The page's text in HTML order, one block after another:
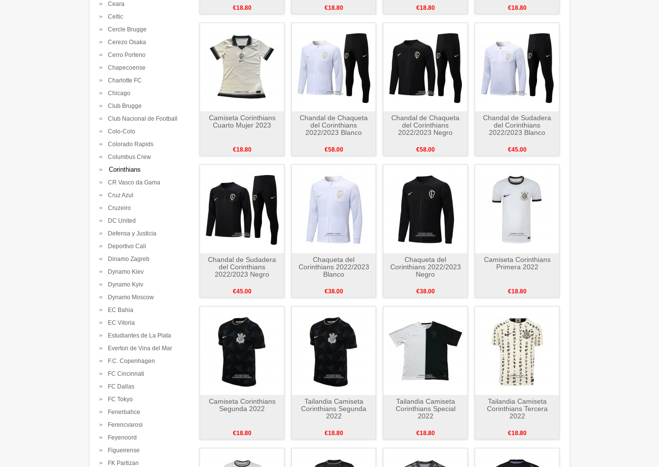
Ceara
Celtic
Cercle Brugge
Cerezo Osaka
Cerro Porteno
Chapecoense
Charlotte FC
Chicago
Club Brugge
Club Nacional de Football
Colo-Colo
Colorado Rapids
Columbus Crew
Corinthians
CR Vasco da Gama
Cruz Azul
Cruzeiro
DC United
Defensa y Justicia
Deportivo Cali
Dinamo Zagreb
Dynamo Kiev
Dynamo Kyiv
Dynamo Moscow
EC Bahia
EC Vitoria
Estudiantes de La Plata
Everton de Vina del Mar
F.C. Copenhagen
FC Cincinnati
FC Dallas
FC Tokyo
Fenerbahce
Ferencvarosi
Feyenoord
Figueirense
FK Partizan
€18.80 €18.80 €18.80 €18.80
Camiseta Corinthians
Cuarto Mujer 2023
€18.80
Chandal de Chaqueta
del Corinthians
2022/2023 Blanco
€58.00
Chandal de Chaqueta
del Corinthians
2022/2023 Negro
€58.00
Chandal de Sudadera
del Corinthians
2022/2023 Blanco
€45.00
Chandal de Sudadera
del Corinthians
2022/2023 Negro
€45.00
Chaqueta del
Corinthians 2022/2023
Blanco
€38.00
Chaqueta del
Corinthians 2022/2023
Negro
€38.00
Camiseta Corinthians
Primera 2022
€18.80
Camiseta Corinthians
Segunda 2022
€18.80
Tailandia Camiseta
Corinthians Segunda
2022
€18.80
Tailandia Camiseta
Corinthians Special
2022
€18.80
Tailandia Camiseta
Corinthians Tercera
2022
€18.80